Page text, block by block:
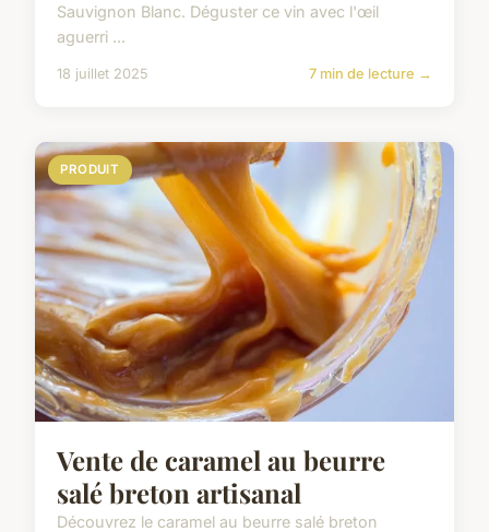
Sauvignon Blanc. Déguster ce vin avec l'œil
aguerri ...
18 juillet 2025 7 min de lecture →
PRODUIT
Vente de caramel au beurre
salé breton artisanal
Découvrez le caramel au beurre salé breton